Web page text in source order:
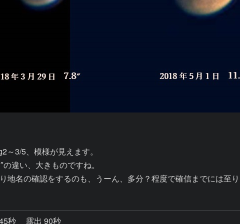
3/5、模様が見えます。
違い、大きものですね。
地名の確認をするのも、うーん、多分？程度で確信までには至
秒 露出 90秒